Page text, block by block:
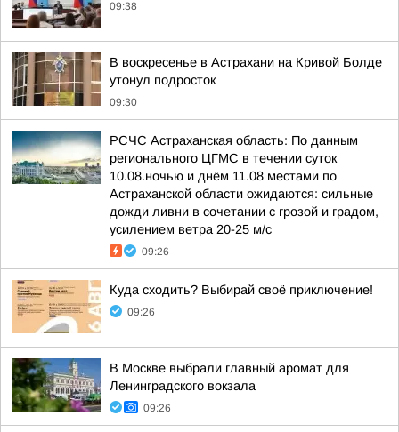
09:38
В воскресенье в Астрахани на Кривой Болде
утонул подросток
09:30
РСЧС Астраханская область: По данным
регионального ЦГМС в течении суток
10.08.ночью и днём 11.08 местами по
Астраханской области ожидаются: сильные
дожди ливни в сочетании с грозой и градом,
усилением ветра 20-25 м/с
09:26
Куда сходить? Выбирай своё приключение!
09:26
В Москве выбрали главный аромат для
Ленинградского вокзала
09:26